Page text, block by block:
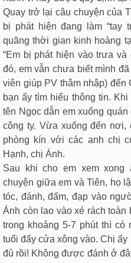
Quay trở lại câu chuyện của
bị phát hiện đang làm “tay
quãng thời gian kinh hoàng
“Em bị phát hiện vào trưa
đó, em vẫn chưa biết mình
viên giúp PV thâm nhập) đến
bạn ấy tìm hiểu thông tin.
tên Ngọc dẫn em xuống
công ty. Vừa xuống đến
phòng kín với các anh chị
Hạnh, chị Ánh.
Sau khi cho em xem xong
chuyện giữa em và Tiên, họ
tóc, đánh, đấm, đạp vào
Ánh còn lao vào xé rách toàn
trong khoảng 5-7 phút thì
tuổi đẩy cửa xông vào. Chị ấy
đủ rồi! Không được đánh ở